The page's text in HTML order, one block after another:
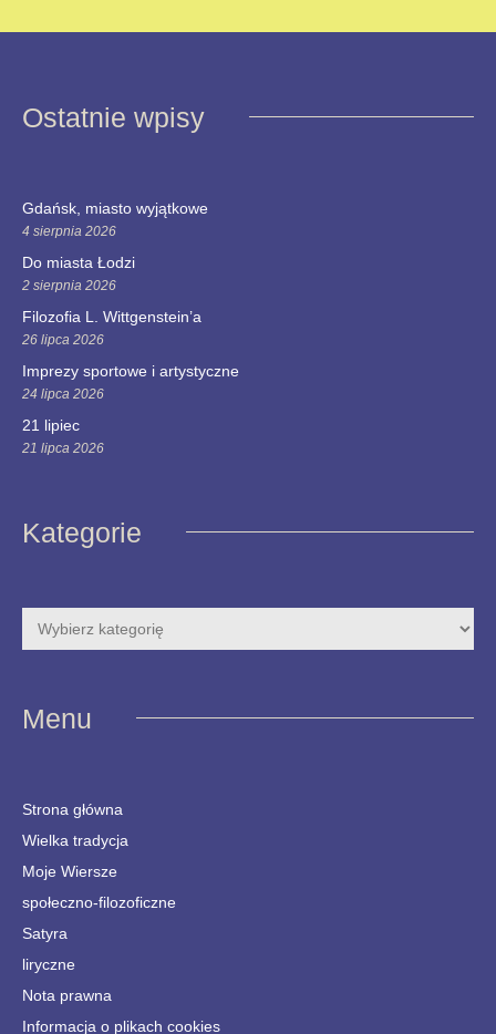
Ostatnie wpisy
Gdańsk, miasto wyjątkowe
4 sierpnia 2026
Do miasta Łodzi
2 sierpnia 2026
Filozofia L. Wittgenstein’a
26 lipca 2026
Imprezy sportowe i artystyczne
24 lipca 2026
21 lipiec
21 lipca 2026
Kategorie
Menu
Strona główna
Wielka tradycja
Moje Wiersze
społeczno-filozoficzne
Satyra
liryczne
Nota prawna
Informacja o plikach cookies